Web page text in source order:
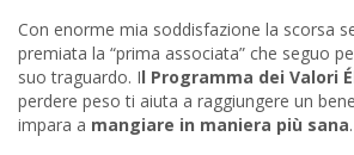
Con enorme mia soddisfazione la scorsa
premiata la “prima associata” che seguo
suo traguardo. Il Programma dei Valori
perdere peso ti aiuta a raggiungere un
impara a mangiare in maniera più sana.